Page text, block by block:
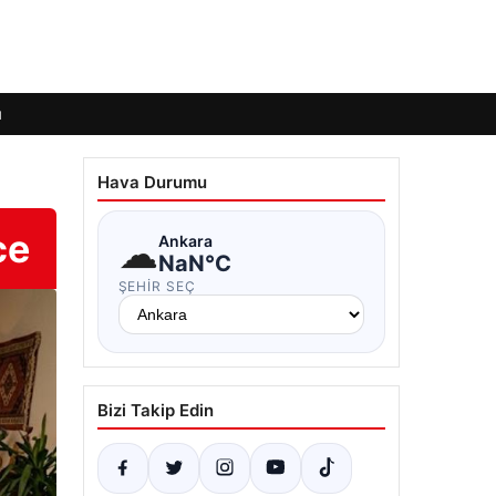
Hava Durumu
☁Ankara
NaN°C
ŞEHIR SEÇ
Bizi Takip Edin